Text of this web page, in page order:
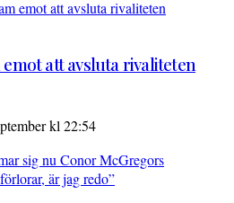
att avsluta rivaliteten
kl 22:54